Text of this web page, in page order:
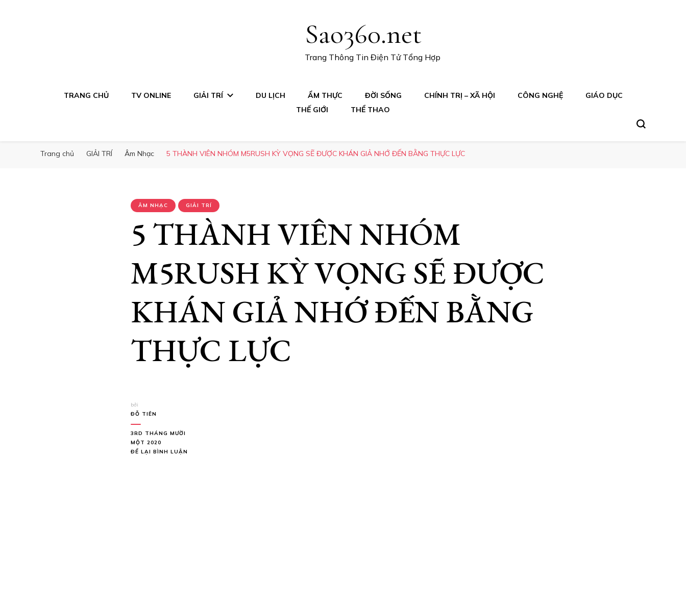
Sao360.net
Trang Thông Tin Điện Tử Tổng Hợp
TRANG CHỦ TV ONLINE GIẢI TRÍ DU LỊCH ẨM THỰC ĐỜI SỐNG CHÍNH TRỊ – XÃ HỘI CÔNG NGHỆ
GIÁO DỤC
THẾ GIỚI
THỂ THAO
Trang chủ GIẢI TRÍ Âm Nhạc 5 THÀNH VIÊN NHÓM M5RUSH KỲ VỌNG SẼ ĐƯỢC KHÁN GIẢ NHỚ ĐẾN BẰNG THỰC LỰC
ÂM NHẠC GIẢI TRÍ
5 THÀNH VIÊN NHÓM
M5RUSH KỲ VỌNG SẼ ĐƯỢC
KHÁN GIẢ NHỚ ĐẾN BẰNG
THỰC LỰC
bởi
ĐỖ TIÊN
3RD THÁNG MƯỜI
MỘT 2020
ĐỂ LẠI BÌNH LUẬN